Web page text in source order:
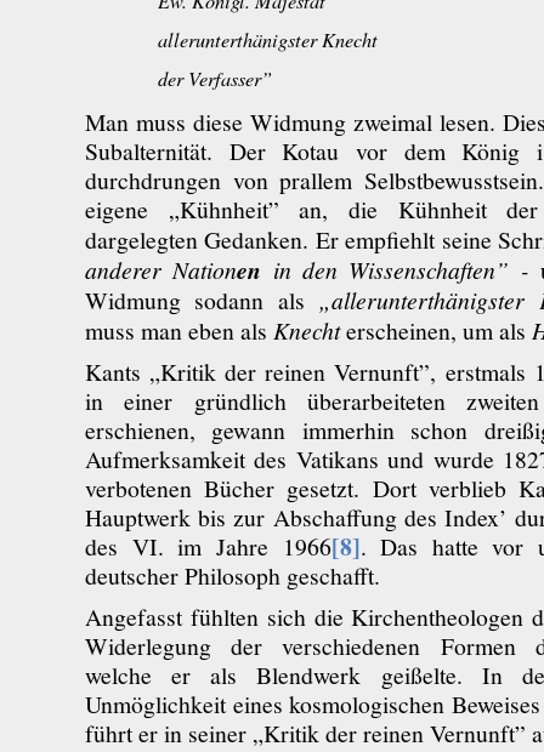
allerunterthänigster Knecht
der Verfasser”
Man muss diese Widmung zweimal lesen.
Subalternität. Der Kotau vor dem
durchdrungen von prallem
eigene „Kühnheit” an, die Kühnheit
dargelegten Gedanken. Er empfiehlt seine
anderer Nationen in den Wissenschaften” -
Widmung sodann als „allerunterthänigster
muss man eben als Knechterscheinen, um als
Kants „Kritik der reinen Vernunft”, erstmals
in einer gründlich überarbeiteten
erschienen, gewann immerhin schon
Aufmerksamkeit des Vatikans und wurde
verbotenen Bücher gesetzt. Dort verblieb
Hauptwerk bis zur Abschaffung des Index’
des VI. im Jahre 1966[8]. Das hatte vor
deutscher Philosoph geschafft.
Angefasst fühlten sich die Kirchentheologen
Widerlegung der verschiedenen Formen
welche er als Blendwerk geißelte. In
Unmöglichkeit eines kosmologischen
führt er in seiner „Kritik der reinen Vernunft”